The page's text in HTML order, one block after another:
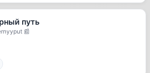
путь
📰